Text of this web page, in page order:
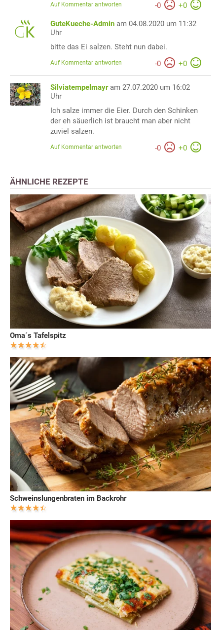
-0 +0
Auf Kommentar antworten
GuteKueche-Admin am 04.08.2020 um 11:32
Uhr
bitte das Ei salzen. Steht nun dabei.
-0 +0
Auf Kommentar antworten
Silviatempelmayr am 27.07.2020 um 16:02
Uhr
Ich salze immer die Eier. Durch den Schinken
der eh säuerlich ist braucht man aber nicht
zuviel salzen.
-0 +0
Auf Kommentar antworten
ÄHNLICHE REZEPTE
Oma´s Tafelspitz
Schweinslungenbraten im Backrohr